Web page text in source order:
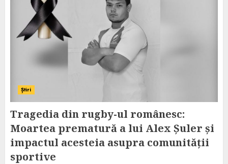
Știri
Tragedia din rugby-ul românesc:
Moartea prematură a lui Alex Șuler și
impactul acesteia asupra comunității
sportive